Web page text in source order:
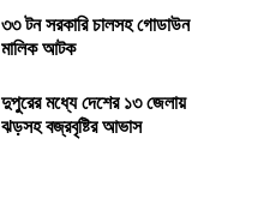
৩৩ টন সরকারি চালসহ গোডাউন
মালিক আটক
দুপুরের মধ্যে দেশের ১৩ জেলায়
ঝড়সহ বজ্রবৃষ্টির আভাস